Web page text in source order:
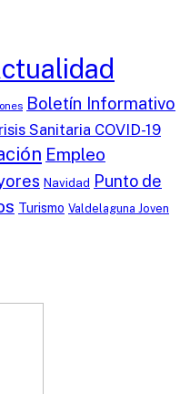
Boletín Informativo
Sanitaria COVID-19
Empleo
Navidad Punto de
Turismo Valdelaguna Joven